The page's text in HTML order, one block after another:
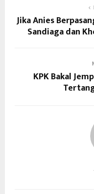
Jika Anies
Sandiaga dan
KPK Bakal